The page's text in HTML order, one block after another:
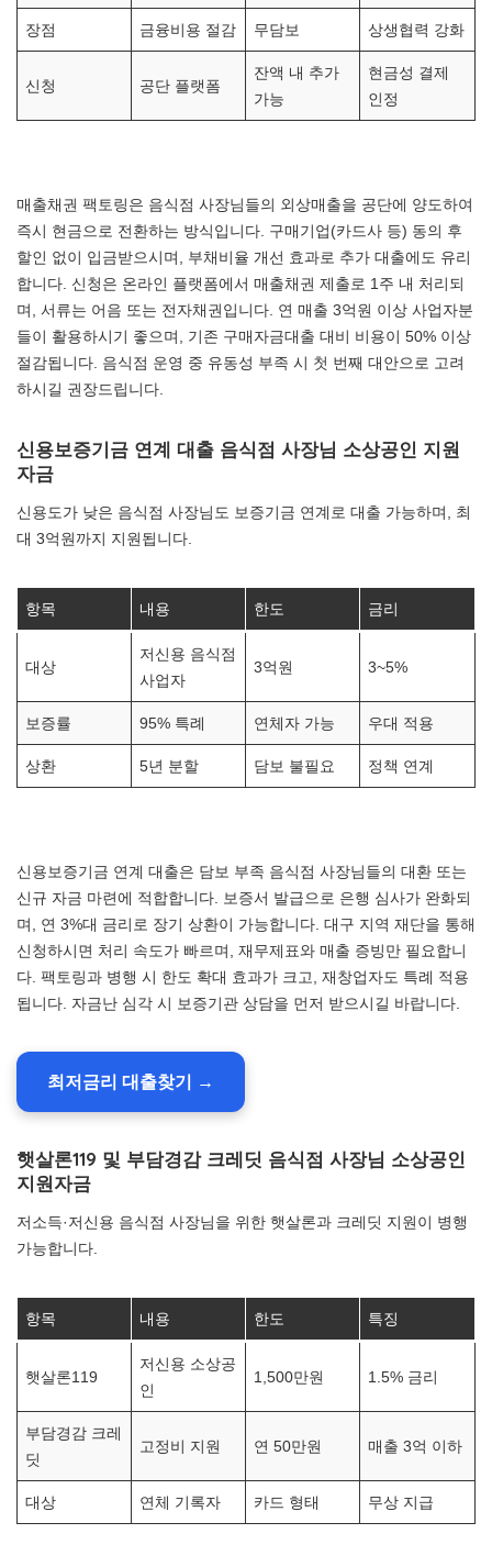
장점 금융비용 절감 무담보 상생협력 강화
신청 공단 플랫폼
잔액 내 추가
가능
현금성 결제
인정
매출채권 팩토링은 음식점 사장님들의 외상매출을 공단에 양도하여
즉시 현금으로 전환하는 방식입니다. 구매기업(카드사 등) 동의 후
할인 없이 입금받으시며, 부채비율 개선 효과로 추가 대출에도 유리
합니다. 신청은 온라인 플랫폼에서 매출채권 제출로 1주 내 처리되
며, 서류는 어음 또는 전자채권입니다. 연 매출 3억원 이상 사업자분
들이 활용하시기 좋으며, 기존 구매자금대출 대비 비용이 50% 이상
절감됩니다. 음식점 운영 중 유동성 부족 시 첫 번째 대안으로 고려
하시길 권장드립니다.
신용보증기금 연계 대출 음식점 사장님 소상공인 지원
자금
신용도가 낮은 음식점 사장님도 보증기금 연계로 대출 가능하며, 최
대 3억원까지 지원됩니다.
항목 내용 한도 금리
대상
저신용 음식점
사업자
3억원 3~5%
보증률 95% 특례 연체자 가능 우대 적용
상환 5년 분할 담보 불필요 정책 연계
신용보증기금 연계 대출은 담보 부족 음식점 사장님들의 대환 또는
신규 자금 마련에 적합합니다. 보증서 발급으로 은행 심사가 완화되
며, 연 3%대 금리로 장기 상환이 가능합니다. 대구 지역 재단을 통해
신청하시면 처리 속도가 빠르며, 재무제표와 매출 증빙만 필요합니
다. 팩토링과 병행 시 한도 확대 효과가 크고, 재창업자도 특례 적용
됩니다. 자금난 심각 시 보증기관 상담을 먼저 받으시길 바랍니다.
최저금리 대출찾기 →
햇살론119 및 부담경감 크레딧 음식점 사장님 소상공인
지원자금
저소득·저신용 음식점 사장님을 위한 햇살론과 크레딧 지원이 병행
가능합니다.
항목 내용 한도 특징
햇살론119
저신용 소상공
인
1,500만원 1.5% 금리
부담경감 크레
딧
고정비 지원 연 50만원 매출 3억 이하
대상 연체 기록자 카드 형태 무상 지급